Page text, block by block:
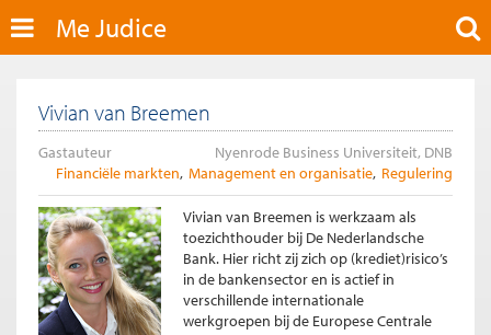
Me Judice
Vivian van Breemen
Gastauteur
Nyenrode Business Universiteit, DNB
Financiële markten Management en organisatie Regulering
Vivian van Breemen is werkzaam als
toezichthouder bij De Nederlandsche
Bank. Hier richt zij zich op (krediet)risico’s
in de bankensector en is actief in
verschillende internationale
werkgroepen bij de Europese Centrale